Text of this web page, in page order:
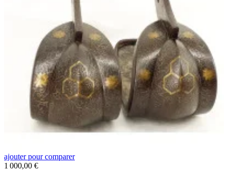
ajouter pour comparer
Prix
1 000,00 €